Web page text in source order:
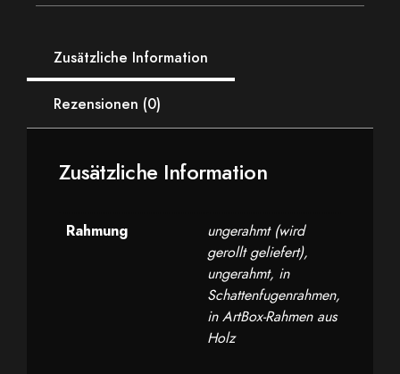
Zusätzliche Information
Rezensionen (0)
Zusätzliche Information
Rahmung
ungerahmt (wird
gerollt geliefert),
ungerahmt, in
Schattenfugenrahmen,
in ArtBox-Rahmen aus
Holz